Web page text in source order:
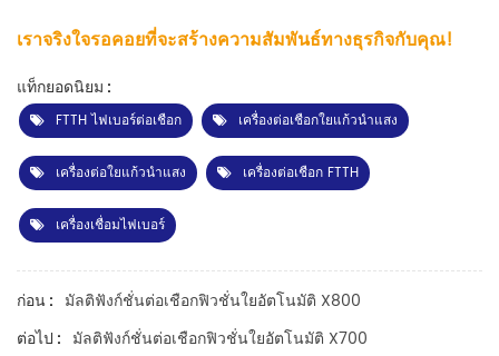
เราจริงใจรอคอยที่จะสร้างความสัมพันธ์ทางธุรกิจกับคุณ!
แท็กยอดนิยม :
FTTH ไฟเบอร์ต่อเชือก
เครื่องต่อเชือกใยแก้วนำแสง
เครื่องต่อใยแก้วนำแสง เครื่องต่อเชือก FTTH
เครื่องเชื่อมไฟเบอร์
ก่อน : มัลติฟังก์ชั่นต่อเชือกฟิวชั่นใยอัตโนมัติ X800
ต่อไป : มัลติฟังก์ชั่นต่อเชือกฟิวชั่นใยอัตโนมัติ X700